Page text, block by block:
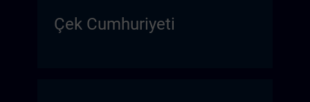
Çek Cumhuriyeti